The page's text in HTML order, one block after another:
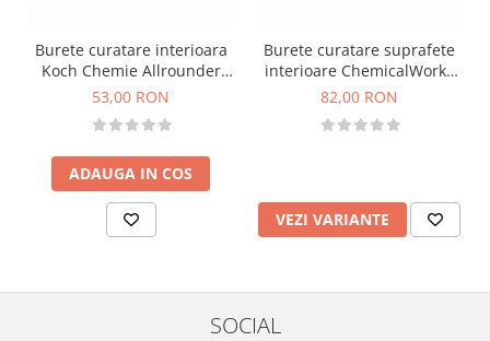
Burete curatare interioara
Koch Chemie Allrounder
Scrubber
53,00 RON
ADAUGA IN COS
Burete curatare suprafete
interioare ChemicalWorkz
Interior Cleaning Scrub Pad
82,00 RON
VEZI VARIANTE
SOCIAL